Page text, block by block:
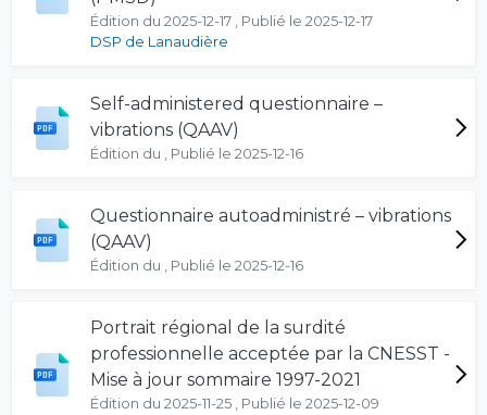
Édition du 2025-12-17 , Publié le 2025-12-17
DSP de Lanaudière
Self-administered questionnaire –
vibrations (QAAV)
Édition du , Publié le 2025-12-16
Questionnaire autoadministré – vibrations
(QAAV)
Édition du , Publié le 2025-12-16
Portrait régional de la surdité
professionnelle acceptée par la CNESST -
Mise à jour sommaire 1997-2021
Édition du 2025-11-25 , Publié le 2025-12-09